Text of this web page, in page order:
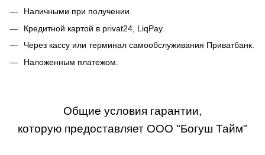
Наличными при получении.
Кредитной картой в privat24, LiqPay.
Через кассу или терминал самообслуживания Приватбанк.
Наложенным платежом.
Общие условия гарантии,
которую предоставляет ООО "Богуш Тайм"